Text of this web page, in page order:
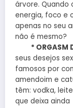
árvore. Quando
energia, foco e
apenas no seu
não é mesmo?
* ORGASM
seus desejos
famosos por
amendoim e
têm: vodka,
que deixa ainda